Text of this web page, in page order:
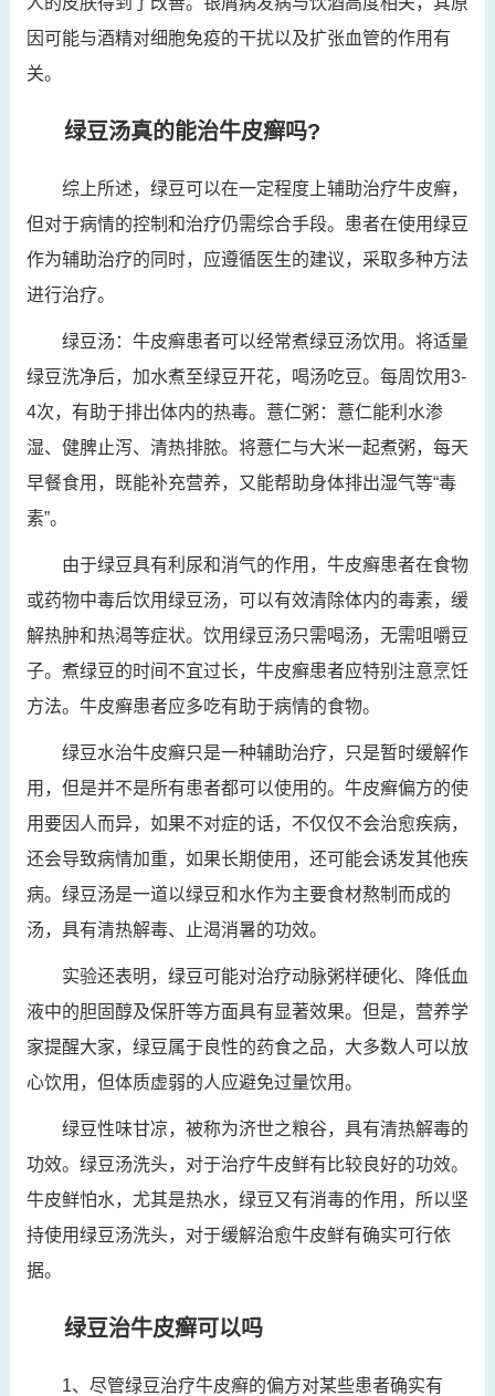
因可能与酒精对细胞免疫的干扰以及扩张血管的作用有
关。
绿豆汤真的能治牛皮癣吗?
综上所述，绿豆可以在一定程度上辅助治疗牛皮癣，
但对于病情的控制和治疗仍需综合手段。患者在使用绿豆
作为辅助治疗的同时，应遵循医生的建议，采取多种方法
进行治疗。
绿豆汤：牛皮癣患者可以经常煮绿豆汤饮用。将适量
绿豆洗净后，加水煮至绿豆开花，喝汤吃豆。每周饮用3-
4次，有助于排出体内的热毒。薏仁粥：薏仁能利水渗
湿、健脾止泻、清热排脓。将薏仁与大米一起煮粥，每天
早餐食用，既能补充营养，又能帮助身体排出湿气等“毒
素”。
由于绿豆具有利尿和消气的作用，牛皮癣患者在食物
或药物中毒后饮用绿豆汤，可以有效清除体内的毒素，缓
解热肿和热渴等症状。饮用绿豆汤只需喝汤，无需咀嚼豆
子。煮绿豆的时间不宜过长，牛皮癣患者应特别注意烹饪
方法。牛皮癣患者应多吃有助于病情的食物。
绿豆水治牛皮癣只是一种辅助治疗，只是暂时缓解作
用，但是并不是所有患者都可以使用的。牛皮癣偏方的使
用要因人而异，如果不对症的话，不仅仅不会治愈疾病，
还会导致病情加重，如果长期使用，还可能会诱发其他疾
病。绿豆汤是一道以绿豆和水作为主要食材熬制而成的
汤，具有清热解毒、止渴消暑的功效。
实验还表明，绿豆可能对治疗动脉粥样硬化、降低血
液中的胆固醇及保肝等方面具有显著效果。但是，营养学
家提醒大家，绿豆属于良性的药食之品，大多数人可以放
心饮用，但体质虚弱的人应避免过量饮用。
绿豆性味甘凉，被称为济世之粮谷，具有清热解毒的
功效。绿豆汤洗头，对于治疗牛皮鲜有比较良好的功效。
牛皮鲜怕水，尤其是热水，绿豆又有消毒的作用，所以坚
持使用绿豆汤洗头，对于缓解治愈牛皮鲜有确实可行依
据。
绿豆治牛皮癣可以吗
1、尽管绿豆治疗牛皮癣的偏方对某些患者确实有